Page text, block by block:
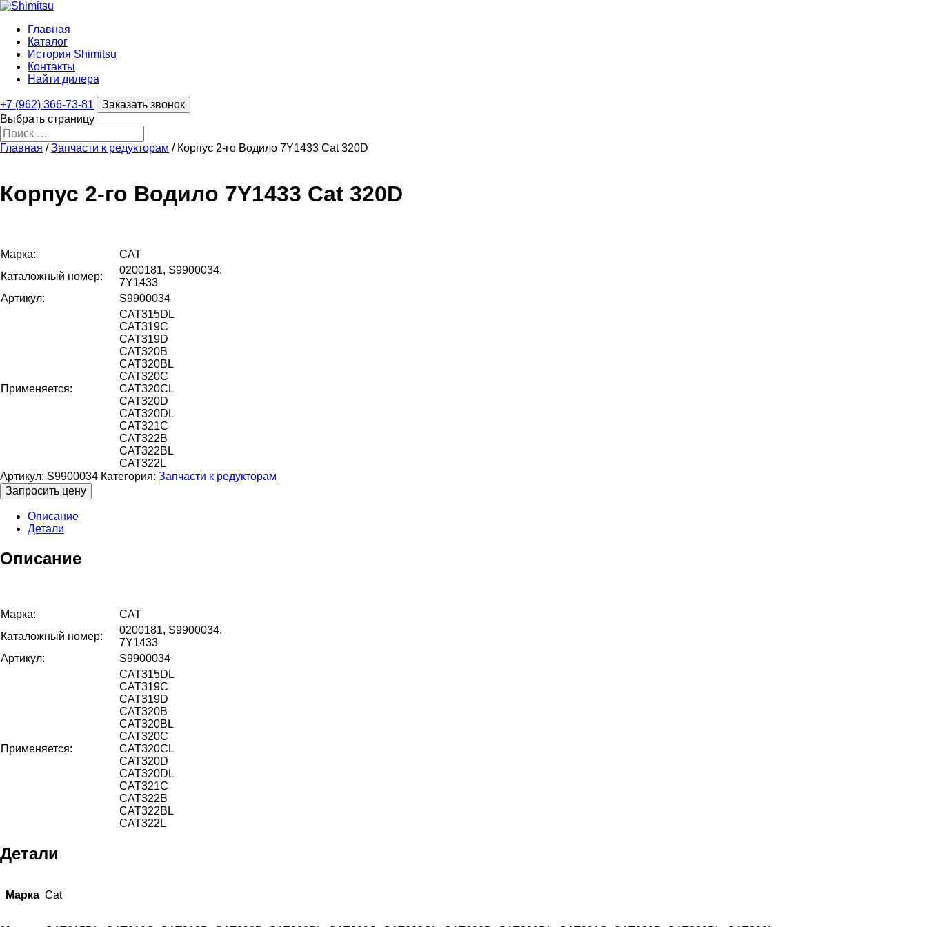
Главная
Каталог
История Shimitsu
Контакты
Найти дилера
+7 (962) 366-73-81
Заказать звонок
Выбрать страницу
Главная /Запчасти к редукторам / Корпус 2-го Водило 7Y1433 Cat 320D
Корпус 2-го Водило 7Y1433 Cat 320D
Марка:
CAT
Каталожный номер:
0200181, S9900034,
7Y1433
Артикул:
S9900034
Применяется:
CAT315DL
CAT319C
CAT319D
CAT320B
CAT320BL
CAT320C
CAT320CL
CAT320D
CAT320DL
CAT321C
CAT322B
CAT322BL
CAT322L
Артикул: S9900034 Категория: Запчасти к редукторам
Запросить цену
Описание
Детали
Описание
Марка:
CAT
Каталожный номер:
0200181, S9900034,
7Y1433
Артикул:
S9900034
Применяется:
CAT315DL
CAT319C
CAT319D
CAT320B
CAT320BL
CAT320C
CAT320CL
CAT320D
CAT320DL
CAT321C
CAT322B
CAT322BL
CAT322L
Детали
Марка Cat